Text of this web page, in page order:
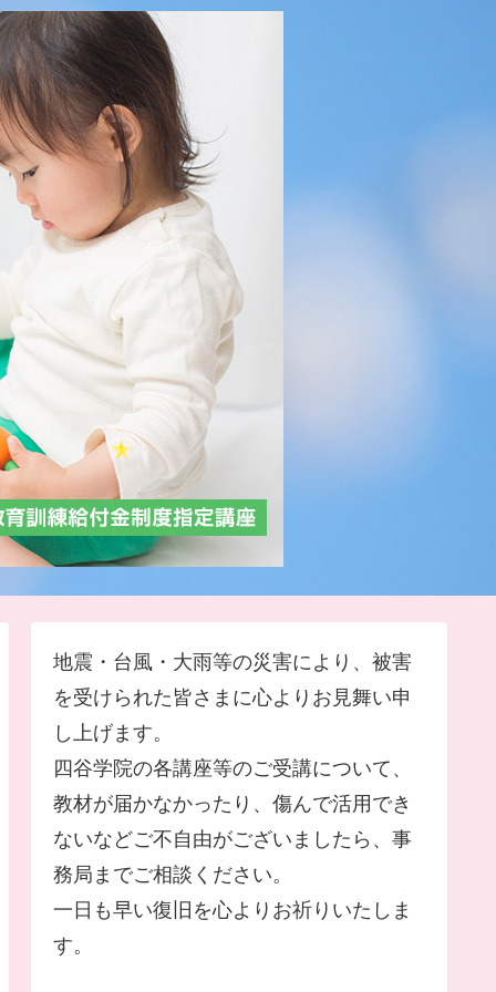
地震・台風・大雨等の災害により、被害
を受けられた皆さまに心よりお見舞い申
し上げます。
四谷学院の各講座等のご受講について、
教材が届かなかったり、傷んで活用でき
ないなどご不自由がございましたら、事
務局までご相談ください。
一日も早い復旧を心よりお祈りいたしま
す。